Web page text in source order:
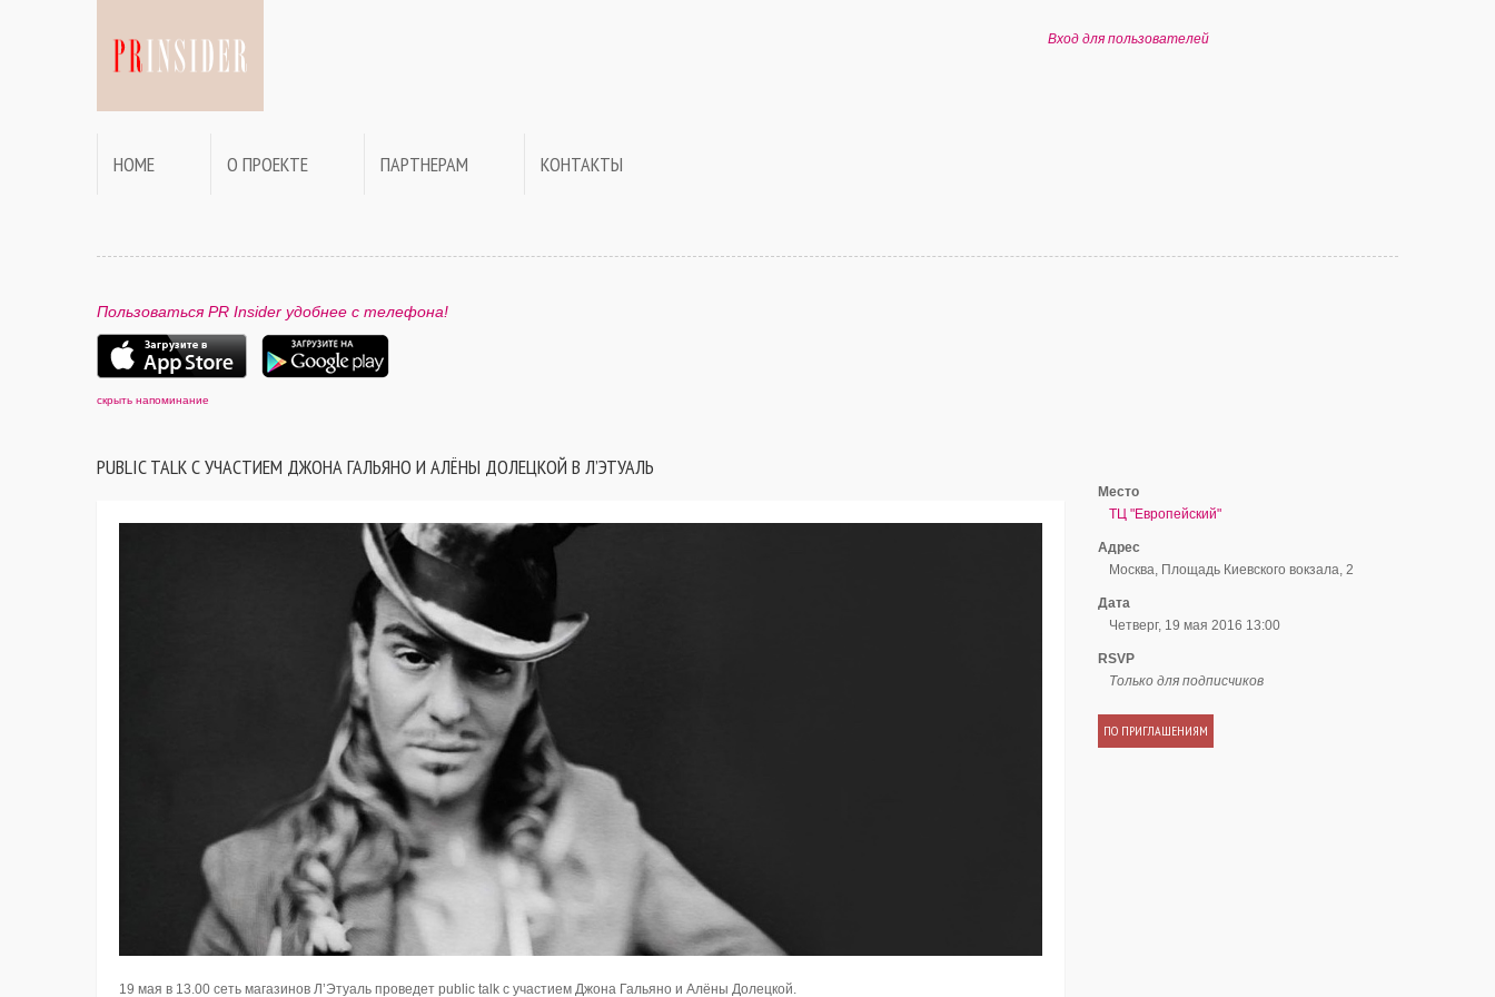
Вход для пользователей
HOME О ПРОЕКТЕ ПАРТНЕРАМ КОНТАКТЫ
Пользоваться PR Insider удобнее с телефона!
скрыть напоминание
PUBLIC TALK С УЧАСТИЕМ ДЖОНА ГАЛЬЯНО И АЛЁНЫ ДОЛЕЦКОЙ В Л’ЭТУАЛЬ
19 мая в 13.00 сеть магазинов Л’Этуаль проведет public talk с участием Джона Гальяно и Алёны Долецкой.
Место
ТЦ "Европейский"
Адрес
Москва, Площадь Киевского вокзала, 2
Дата
Четверг, 19 мая 2016 13:00
RSVP
Только для подписчиков
ПО ПРИГЛАШЕНИЯМ